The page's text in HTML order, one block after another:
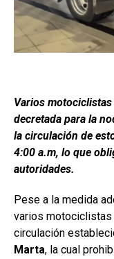
Varios
decretada para la
la circulación de
4:00 a.m, lo que
autoridades.
Pese a la medida
varios
circulación
Marta, la cual